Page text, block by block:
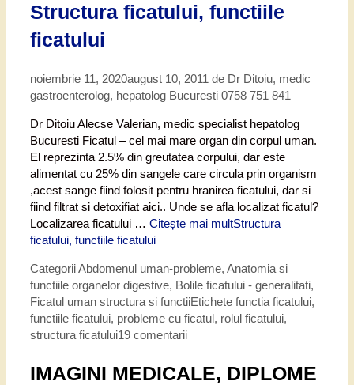
Structura ficatului, functiile
ficatului
noiembrie 11, 2020august 10, 2011 de Dr Ditoiu, medic
gastroenterolog, hepatolog Bucuresti 0758 751 841
Dr Ditoiu Alecse Valerian, medic specialist hepatolog
Bucuresti Ficatul – cel mai mare organ din corpul uman.
El reprezinta 2.5% din greutatea corpului, dar este
alimentat cu 25% din sangele care circula prin organism
,acest sange fiind folosit pentru hranirea ficatului, dar si
fiind filtrat si detoxifiat aici.. Unde se afla localizat ficatul?
Localizarea ficatului … Citește mai multStructura
ficatului, functiile ficatului
CategoriiAbdomenul uman-probleme, Anatomia si
functiile organelor digestive, Bolile ficatului - generalitati,
Ficatul uman structura si functiiEtichete functia ficatului,
functiile ficatului, probleme cu ficatul, rolul ficatului,
structura ficatului19 comentarii
IMAGINI MEDICALE, DIPLOME